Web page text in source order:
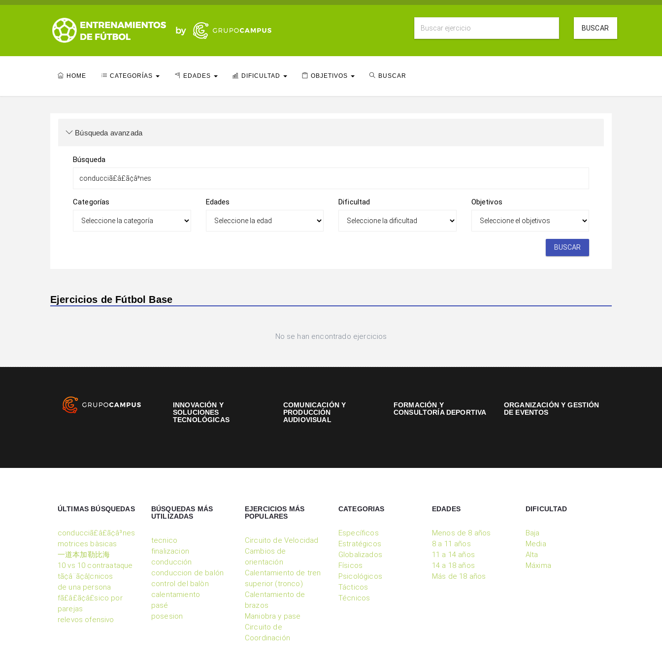
BUSCAR
HOME CATEGORÍAS EDADES DIFICULTAD OBJETIVOS BUSCAR
Búsqueda avanzada
Búsqueda
Categorías Edades Dificultad Objetivos
BUSCAR
Ejercicios de Fútbol Base
No se han encontrado ejercicios
INNOVACIÓN Y
SOLUCIONES
TECNOLÓGICAS
COMUNICACIÓN Y
PRODUCCIÓN
AUDIOVISUAL
FORMACIÓN Y
CONSULTORÍA DEPORTIVA
ORGANIZACIÓN Y GESTIÓN
DE EVENTOS
ÚLTIMAS BÚSQUEDAS
conducciã£â£ã¢â³nes
motrices bàsicas
一道本加勒比海
10 vs 10 contraataque
tã¢â¨ã¢â¦cnicos
de una persona
fã£â£ã¢â£sico por
parejas
relevos ofensivo
BÚSQUEDAS MÁS
UTILIZADAS
tecnico
finalizacion
conducción
conduccion de balón
control del balòn
calentamiento
pasé
posesion
EJERCICIOS MÁS
POPULARES
Circuito de Velocidad
Cambios de
orientación
Calentamiento de tren
superior (tronco)
Calentamiento de
brazos
Maniobra y pase
Circuito de
Coordinación
CATEGORIAS
Específicos
Estratégicos
Globalizados
Físicos
Psicológicos
Tácticos
Técnicos
EDADES
Menos de 8 años
8 a 11 años
11 a 14 años
14 a 18 años
Más de 18 años
DIFICULTAD
Baja
Media
Alta
Máxima